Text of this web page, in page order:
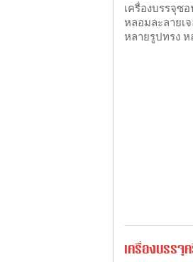
เครื่องบรรจุซ
หลอมละลายเ
หลายรูปทรง
เครื่องบรรจุ